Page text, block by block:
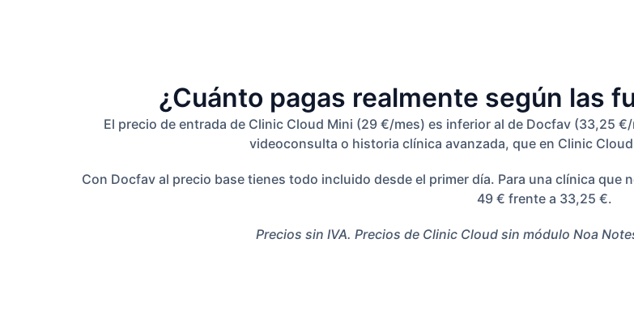
¿Cuánto pagas realmente según las
El precio de entrada de Clinic Cloud Mini (29 €/mes) es inferior al de Docfav (33,25
videoconsulta o historia clínica avanzada, que en Clinic
Con Docfav al precio base tienes todo incluido desde el primer día. Para una clínica
49 € frente a 33,25 €.
Precios sin IVA. Precios de Clinic Cloud sin módulo Noa